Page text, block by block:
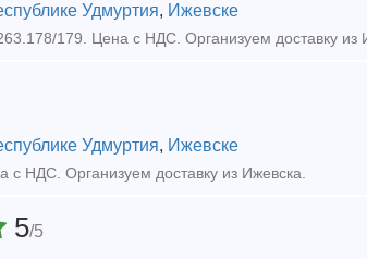
Удмуртия, Ижевске
179. Цена с НДС. Организуем доставку из
Удмуртия, Ижевске
НДС. Организуем доставку из Ижевска.
5/5